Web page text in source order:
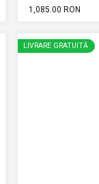
1,085.00 RON
LIVRARE GRATUITĂ